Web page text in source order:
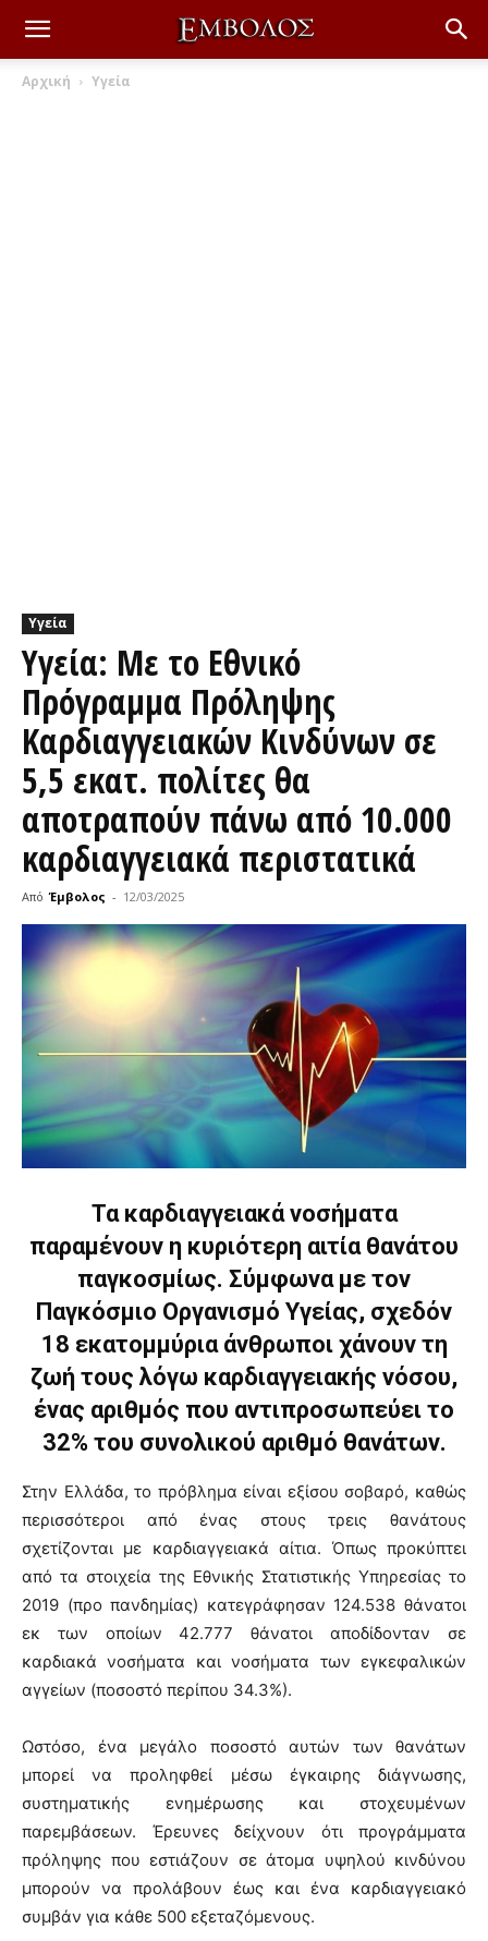
Αρχική Υγεία
Υγεία
Υγεία: Με το Εθνικό
Πρόγραμμα Πρόληψης
Καρδιαγγειακών Κινδύνων σε
5,5 εκατ. πολίτες θα
αποτραπούν πάνω από 10.000
καρδιαγγειακά περιστατικά
Από Έμβολος - 12/03/2025
Τα καρδιαγγειακά νοσήματα
παραμένουν η κυριότερη αιτία θανάτου
παγκοσμίως. Σύμφωνα με τον
Παγκόσμιο Οργανισμό Υγείας, σχεδόν
18 εκατομμύρια άνθρωποι χάνουν τη
ζωή τους λόγω καρδιαγγειακής νόσου,
ένας αριθμός που αντιπροσωπεύει το
32% του συνολικού αριθμό θανάτων.
Στην Ελλάδα, το πρόβλημα είναι εξίσου σοβαρό, καθώς
περισσότεροι από ένας στους τρεις θανάτους
σχετίζονται με καρδιαγγειακά αίτια. Όπως προκύπτει
από τα στοιχεία της Εθνικής Στατιστικής Υπηρεσίας το
2019 (προ πανδημίας) κατεγράφησαν 124.538 θάνατοι
εκ των οποίων 42.777 θάνατοι αποδίδονταν σε
καρδιακά νοσήματα και νοσήματα των εγκεφαλικών
αγγείων (ποσοστό περίπου 34.3%).
Ωστόσο, ένα μεγάλο ποσοστό αυτών των θανάτων
μπορεί να προληφθεί μέσω έγκαιρης διάγνωσης,
συστηματικής ενημέρωσης και στοχευμένων
παρεμβάσεων. Έρευνες δείχνουν ότι προγράμματα
πρόληψης που εστιάζουν σε άτομα υψηλού κινδύνου
μπορούν να προλάβουν έως και ένα καρδιαγγειακό
συμβάν για κάθε 500 εξεταζόμενους.